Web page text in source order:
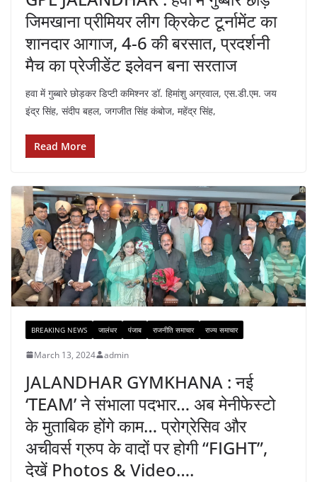
जिमखाना प्रीमियर लीग क्रिकेट टूर्नामेंट का
शानदार आगाज, 4-6 की बरसात, प्रदर्शनी
मैच का प्रेजीडेंट इलेवन बना सरताज
हवा में गुब्बारे छोड़कर डिप्टी कमिश्नर डॉ. हिमांशु अग्रवाल, एस.डी.एम. जय
इंद्र सिंह, संदीप बहल, जगजीत सिंह कंबोज, महेंद्र सिंह,
Read More
BREAKING NEWS जालंधर पंजाब राजनीति समाचार राज्य समाचार
March 13, 2024 admin
JALANDHAR GYMKHANA : नई
‘TEAM’ ने संभाला पदभार… अब मेनीफेस्टो
के मुताबिक होंगे काम… प्रोग्रेसिव और
अचीवर्स ग्रुप के वादों पर होगी “FIGHT”,
देखें Photos & Video….